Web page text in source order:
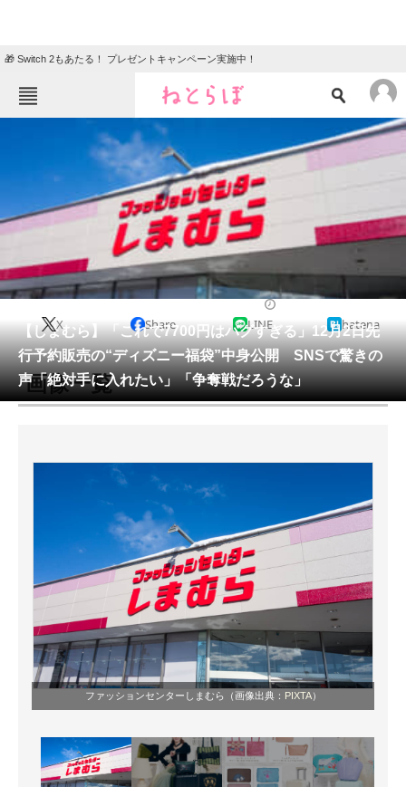
🎁 Switch 2もあたる！ プレゼントキャンペーン実施中！
クイズ
グルメ 地域
教育・育児
動物 リサーチ
会員記事
メディア
注目記事を集めた総合ページ
スマホと通信の最新トレンド
進化するPCとデバイスの未来
好きが集まる 比べて選べる
ビジネスと働き方のヒント
AI活用のいまが分かる
企業ITのトレンドを詳説
マーケ×ITの今がよく分かる
【しまむら】「これで7700円はバグすぎる」12月2日先
行予約販売の“ディズニー福袋”中身公開 SNSで驚きの
声「絶対手に入れたい」「争奪戦だろうな」
X Share LINE hatena
画像一覧
ファッションセンターしまむら（画像出典： PIXTA）